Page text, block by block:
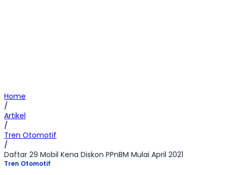
Home
/
Artikel
/
Tren Otomotif
/
Daftar 29 Mobil Kena Diskon PPnBM Mulai April 2021
Tren Otomotif